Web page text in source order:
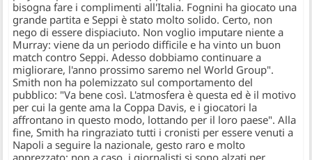
bisogna fare i complimenti all'Italia. Fognini ha giocato una
grande partita e Seppi è stato molto solido. Certo, non
nego di essere dispiaciuto. Non voglio imputare niente a
Murray: viene da un periodo difficile e ha vinto un buon
match contro Seppi. Adesso dobbiamo continuare a
migliorare, l'anno prossimo saremo nel World Group".
Smith non ha polemizzato sul comportamento del
pubblico: "Va bene così. L'atmosfera è questa ed è il motivo
per cui la gente ama la Coppa Davis, e i giocatori la
affrontano in questo modo, lottando per il loro paese". Alla
fine, Smith ha ringraziato tutti i cronisti per essere venuti a
Napoli a seguire la nazionale, gesto raro e molto
apprezzato: non a caso, i giornalisti si sono alzati per